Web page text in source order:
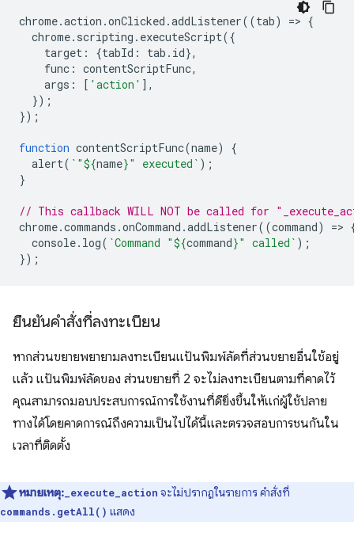
chrome.action .onClicked .addListener((tab) => {
chrome. scripting . executeScript({
target : {tabId : tab . id},
func : contentScriptFunc,
args : [ 'action' ],
});
});
function contentScriptFunc(name)
{
alert( `"${name}" executed` );
}
// This callback WILL NOT be called for
chrome.commands .onCommand .addListener((command) =>
console. log( `Command "${command}" called` );
});
ยืนยันคำสั่งที่ลงทะเบียน
หากส่วนขยายพยายามลงทะเบียนแป้นพิมพ์ลัดที่ส่วนขยายอื่นใช้อยู่
แล้ว แป้นพิมพ์ลัดของ ส่วนขยายที่ 2 จะไม่ลงทะเบียนตามที่คาดไว้
คุณสามารถมอบประสบการณ์การใช้งานที่ดียิ่งขึ้นให้แก่ผู้ใช้ปลาย
ทางได้โดยคาดการณ์ถึงความเป็นไปได้นี้และตรวจสอบการชนกันใน
เวลาที่ติดตั้ง
หมายเหตุ: _execute_action จะไม่ปรากฏในรายการ คำสั่งที่
commands.getAll() แสดง